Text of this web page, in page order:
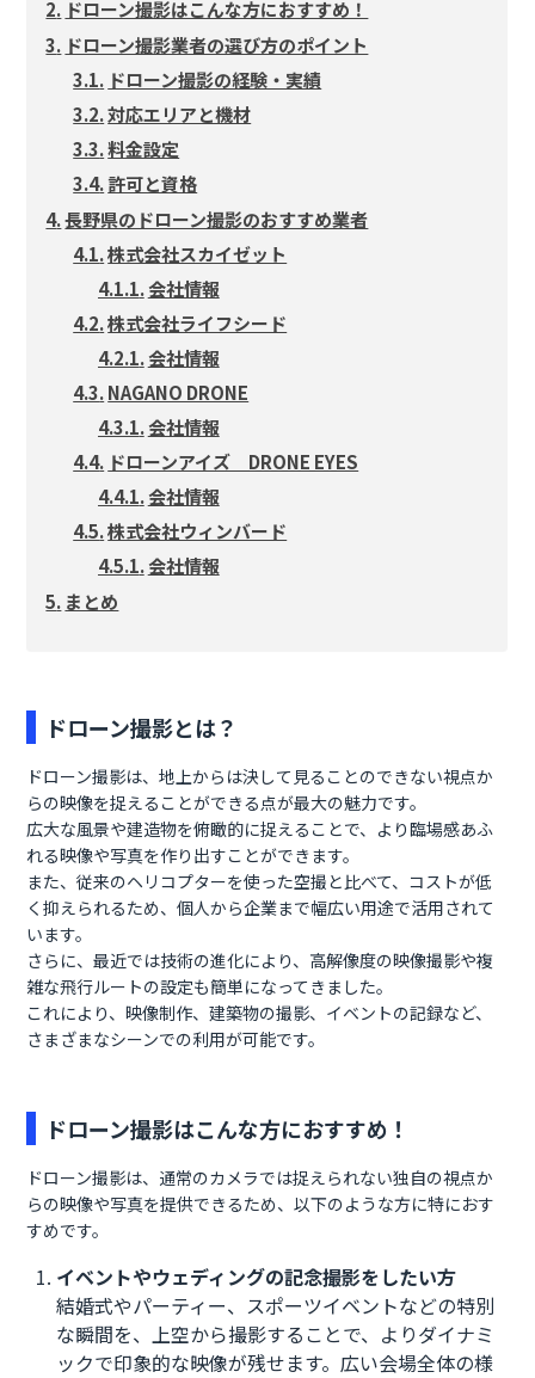
ドローン撮影はこんな方におすすめ！
ドローン撮影業者の選び方のポイント
ドローン撮影の経験・実績
対応エリアと機材
料金設定
許可と資格
長野県のドローン撮影のおすすめ業者
株式会社スカイゼット
会社情報
株式会社ライフシード
会社情報
NAGANO DRONE
会社情報
ドローンアイズ DRONE EYES
会社情報
株式会社ウィンバード
会社情報
まとめ
ドローン撮影とは？
ドローン撮影は、地上からは決して見ることのできない視点か
らの映像を捉えることができる点が最大の魅力です。
広大な風景や建造物を俯瞰的に捉えることで、より臨場感あふ
れる映像や写真を作り出すことができます。
また、従来のヘリコプターを使った空撮と比べて、コストが低
く抑えられるため、個人から企業まで幅広い用途で活用されて
います。
さらに、最近では技術の進化により、高解像度の映像撮影や複
雑な飛行ルートの設定も簡単になってきました。
これにより、映像制作、建築物の撮影、イベントの記録など、
さまざまなシーンでの利用が可能です。
ドローン撮影はこんな方におすすめ！
ドローン撮影は、通常のカメラでは捉えられない独自の視点か
らの映像や写真を提供できるため、以下のような方に特におす
すめです。
イベントやウェディングの記念撮影をしたい方
結婚式やパーティー、スポーツイベントなどの特別
な瞬間を、上空から撮影することで、よりダイナミ
ックで印象的な映像が残せます。広い会場全体の様